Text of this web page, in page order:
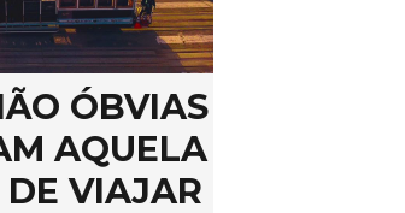
ÓBVIAS
AQUELA
VIAJAR